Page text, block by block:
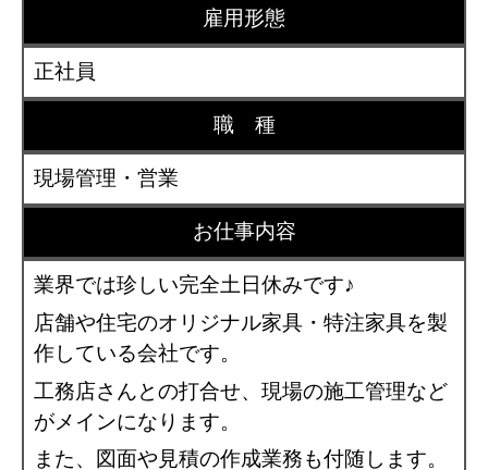
雇用形態
正社員
職 種
現場管理・営業
お仕事内容
業界では珍しい完全土日休みです♪
店舗や住宅のオリジナル家具・特注家具を製
作している会社です。
工務店さんとの打合せ、現場の施工管理など
がメインになります。
また、図面や見積の作成業務も付随します。